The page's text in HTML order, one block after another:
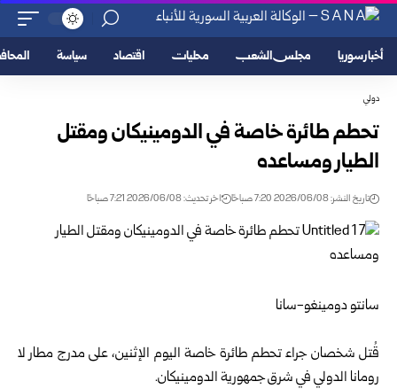
أخبار سوريا مجلس الشعب محليات اقتصاد سياسة
دولي
تحطم طائرة خاصة في الدومينيكان ومقتل
الطيار ومساعده
تاريخ النشر: 2026/06/08 7:20 صباحًا اخر تحديث: 2026/06/08 7:21 صباحًا
سانتو دومينغو-سانا
قُتل شخصان جراء تحطم طائرة خاصة اليوم الإثنين، على مدرج مطار لا
رومانا الدولي في شرق جمهورية الدومينيكان.